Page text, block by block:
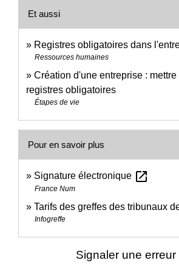
Et aussi
Registres obligatoires dans
Ressources humaines
Création d'une entreprise :
registres obligatoires
Étapes de vie
Pour en savoir plus
Signature électronique open_in_new
France Num
Tarifs des greffes des tribunaux
Infogreffe
Signaler une